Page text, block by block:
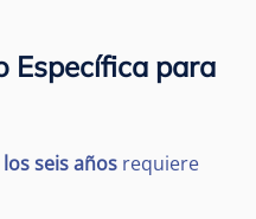
Específica para
seis años requiere